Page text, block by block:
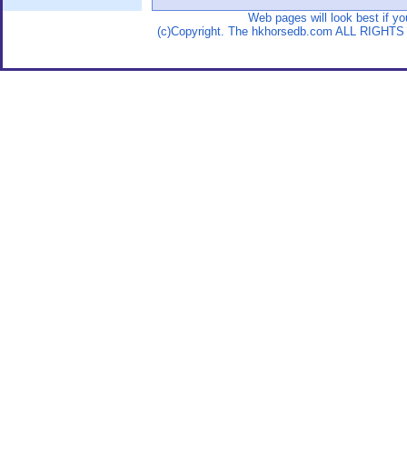
Web pages will look best if
(c)Copyright. The hkhorsedb.com ALL